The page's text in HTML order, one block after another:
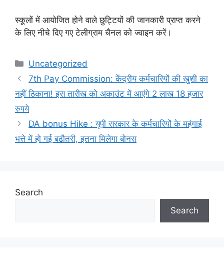
स्कूलों में आयोजित होने वाले छुट्टियों की जानकारी प्राप्त करने
के लिए नीचे दिए गए टेलीग्राम चैनल को ज्वाइन करें।
Categories
Uncategorized
7th Pay Commission: केंद्रीय कर्मचारियों की खुशी का
नहीं ठिकाना! इस तारीख को अकाउंट में आएंगे 2 लाख 18 हजार
रुपये
DA bonus Hike : यूपी सरकार के कर्मचारियों के महंगाई
भत्ते में हो गई बढौतरी, इतना मिलेगा बोनस
Search
Search